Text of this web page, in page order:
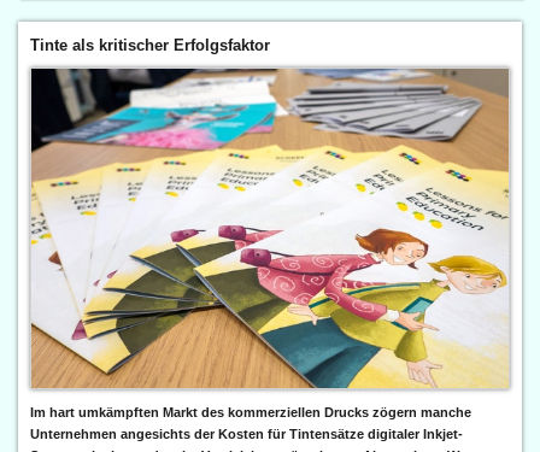
Tinte als kritischer Erfolgsfaktor
Im hart umkämpften Markt des kommerziellen Drucks zögern manche
Unternehmen angesichts der Kosten für Tintensätze digitaler Inkjet-